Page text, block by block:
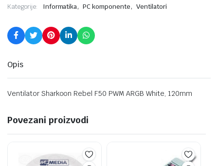
Kategorije: Informatika, PC komponente, Ventilatori
Opis
Ventilator Sharkoon Rebel F50 PWM ARGB White, 120mm
Povezani proizvodi